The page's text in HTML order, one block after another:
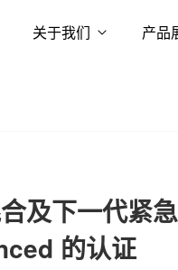
关于我们 产品
及下一代紧
的认证